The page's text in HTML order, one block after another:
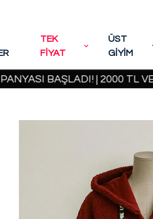
TEK
FİYAT
ÜST
GİYİM
BAŞLADI! | 2000 TL VE